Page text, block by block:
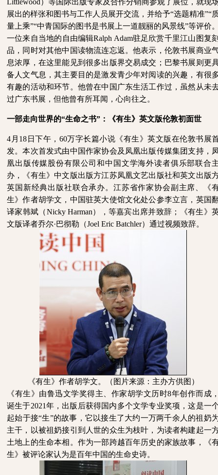
Littlewood）等国际出版专家及合作分销商参观了展位，就现
展出的样张和图书与工作人员展开交流，并给予“选题精准”“
量上乘”“中青国际的图书是书展上一道靓丽的风景线”等评价
一位来自当地的自由编辑Ralph Adam驻足欣赏千里江山图复
品，同时对其他中国读物流连忘返。他表示，伦敦书展商业
息浓厚，在这里能见到很多出版界交易成交；巴黎书展则更
备人文气息，其主要目的是激发青少年对阅读的兴趣，有很
有趣的活动和环节。他曾在中国广东生活工作过，虽然从未
过广东书展，但他曾有所耳闻，心向往之。
一部走向世界的“生命之书”：《有生》英文版伦敦初面世
4月18日下午，60万字长篇小说《有生》英文版在伦敦书展
发。本次首发式由中国作家协会及凤凰出版传媒集团支持，
凰出版传媒股份有限公司和中国文学海外读者俱乐部联合
办，《有生》中文版出版方江苏凤凰文艺出版社和英文出版
英国新经典出版社联合承办。江苏省作家协会副主席、《
生》作者胡学文，中国驻英大使馆文化处公参李立言，英国
译家韩斌（Nicky Harman），等嘉宾出席并致辞；《有生》
文版译者乔尔·巴彻勒（Joel Eric Batchler）通过视频致辞。
《有生》作者胡学文。（图片来源：主办方供图）
《有生》由鲁迅文学奖得主、作家胡学文历时8年创作而成
诞生于2021年，出版后获得国内多个文学专业奖项，这是一
起始于接“生”的故事，它以接生了大约一万两千余人的祖奶
主干，以被祖奶接引到人世的众生为枝叶，为读者构建起一
土地上的生命本相。作为一部跨越百年历史的家族故事，《
生》被评论家认为是百年中国的生命史诗。